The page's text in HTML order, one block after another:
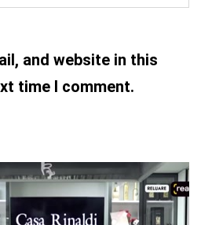
and website in this
time I comment.